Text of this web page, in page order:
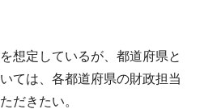
想定しているが、都道府県と
ては、各都道府県の財政担当
だきたい。